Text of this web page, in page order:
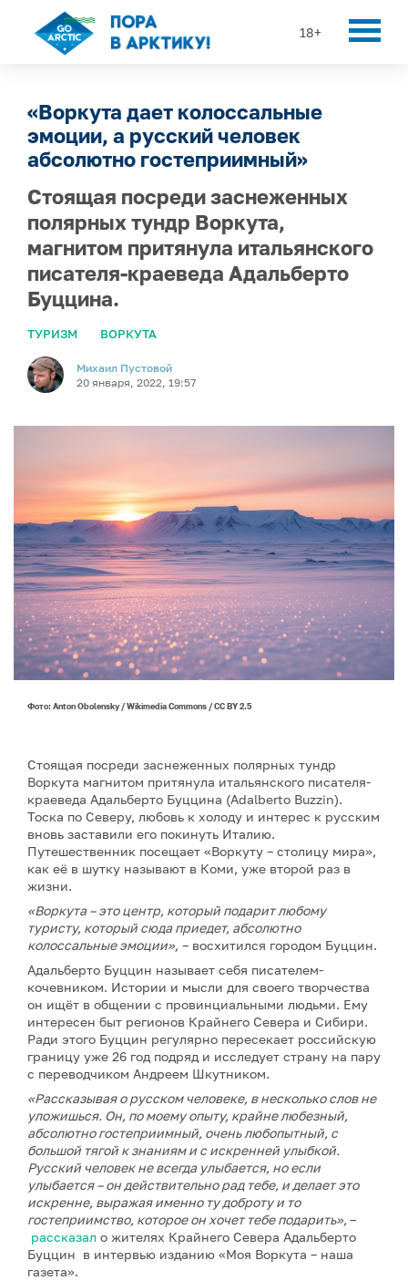
18+
«Воркута дает колоссальные
эмоции, а русский человек
абсолютно гостеприимный»
Стоящая посреди заснеженных
полярных тундр Воркута,
магнитом притянула итальянского
писателя-краеведа Адальберто
Буццина.
ТУРИЗМ ВОРКУТА
Михаил Пустовой
20 января, 2022, 19:57
Фото: Anton Obolensky / Wikimedia Commons / CC BY 2.5
Стоящая посреди заснеженных полярных тундр
Воркута магнитом притянула итальянского писателя-
краеведа Адальберто Буццина (Adalberto Buzzin).
Тоска по Северу, любовь к холоду и интерес к русским
вновь заставили его покинуть Италию.
Путешественник посещает «Воркуту – столицу мира»,
как её в шутку называют в Коми, уже второй раз в
жизни.
«Воркута – это центр, который подарит любому
туристу, который сюда приедет, абсолютно
колоссальные эмоции», – восхитился городом Буццин.
Адальберто Буццин называет себя писателем-
кочевником. Истории и мысли для своего творчества
он ищёт в общении с провинциальными людьми. Ему
интересен быт регионов Крайнего Севера и Сибири.
Ради этого Буццин регулярно пересекает российскую
границу уже 26 год подряд и исследует страну на пару
с переводчиком Андреем Шкутником.
«Рассказывая о русском человеке, в несколько слов не
уложишься. Он, по моему опыту, крайне любезный,
абсолютно гостеприимный, очень любопытный, с
большой тягой к знаниям и с искренней улыбкой.
Русский человек не всегда улыбается, но если
улыбается – он действительно рад тебе, и делает это
искренне, выражая именно ту доброту и то
гостеприимство, которое он хочет тебе подарить», –
рассказал о жителях Крайнего Севера Адальберто
Буццин в интервью изданию «Моя Воркута – наша
газета».